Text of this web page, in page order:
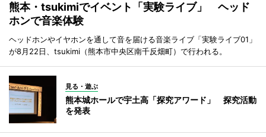
熊本・tsukimiでイベント「実験ライブ」 ヘッド
ホンで音楽体験
ヘッドホンやイヤホンを通して音を届ける音楽ライブ「実験ライブ01」
が8月22日、tsukimi（熊本市中央区南千反畑町）で行われる。
見る・遊ぶ
熊本城ホールで宇土高「探究アワード」 探究活動
を発表